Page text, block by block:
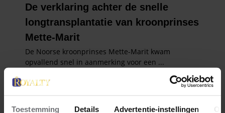
Toestemming Details Advertentie-instellingen